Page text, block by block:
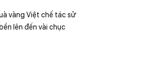
vàng Việt chế tác sử
lên đến vài chục